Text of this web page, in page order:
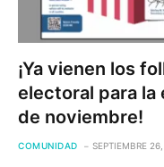
¡Ya vienen los
electoral para la
de noviembre!
COMUNIDAD SEPTIEMBRE